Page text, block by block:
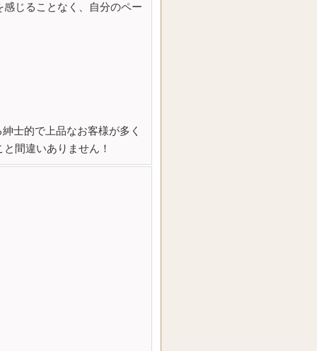
じることなく、自分のペー
士的で上品なお客様が多く
間違いありません！